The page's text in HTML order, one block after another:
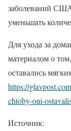
заболеваний
уменьшать
Для ухода за
материалом о
оставались
https://
chtoby-oni-
Источник: